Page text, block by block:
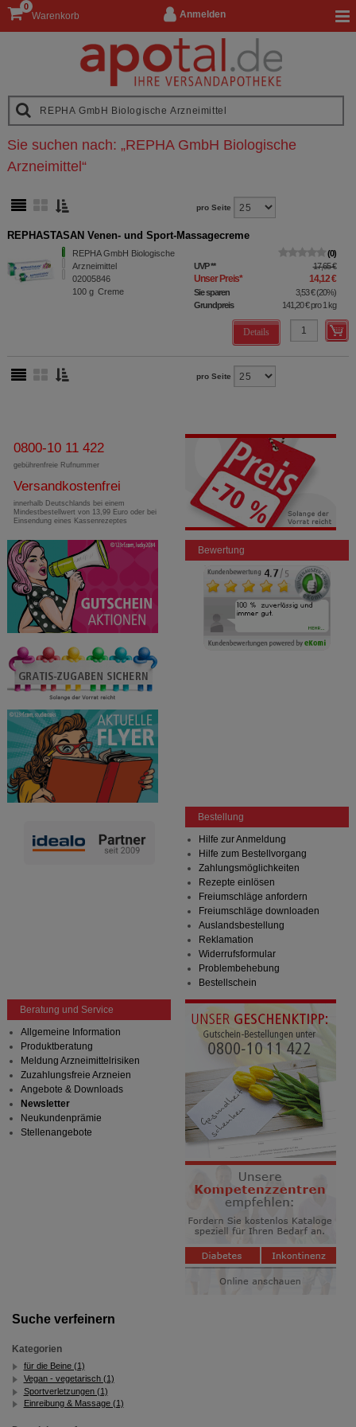
Anmelden
Warenkorb
0
Suche verfeinern
Kategorien
für die Beine (1)
Vegan - vegetarisch (1)
Sportverletzungen (1)
Einreibung & Massage (1)
Sie suchen nach: „REPHA GmbH Biologische
Arzneimittel “
pro Seite
REPHASTASAN Venen- und Sport-Massagecreme
REPHA GmbH Biologische
Arzneimittel
02005846
100 g Creme
0
UVP** 17,65 €
Unser Preis* 14,12 €
Sie sparen 3,53 €(20%)
Grundpreis
141,20 €pro 1 kg
Details
pro Seite
0800-10 11 422
gebührenfreie Rufnummer
Versandkostenfrei
innerhalb Deutschlands bei einem
Mindestbestellwert von 13,99 Euro oder bei
Einsendung eines Kassenrezeptes
Bewertung
Bestellung
Hilfe zur Anmeldung
Hilfe zum Bestellvorgang
Zahlungsmöglichkeiten
Rezepte einlösen
Freiumschläge anfordern
Freiumschläge downloaden
Auslandsbestellung
Reklamation
Widerrufsformular
Problembehebung
Bestellschein
Beratung und Service
Allgemeine Information
Produktberatung
Meldung Arzneimittelrisiken
Zuzahlungsfreie Arzneien
Angebote & Downloads
Newsletter
Neukundenprämie
Stellenangebote